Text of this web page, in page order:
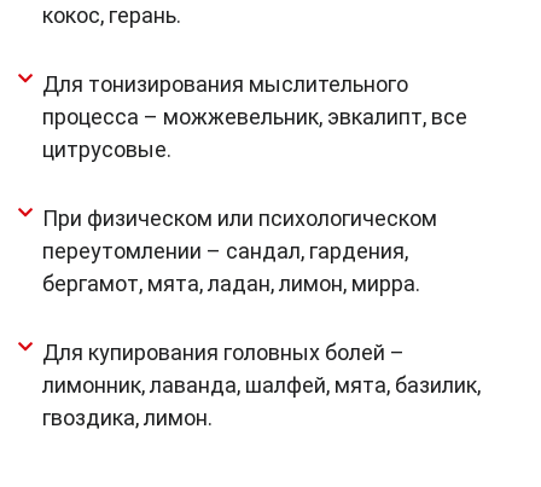
кокос, герань.
Для тонизирования мыслительного
процесса – можжевельник, эвкалипт, все
цитрусовые.
При физическом или психологическом
переутомлении – сандал, гардения,
бергамот, мята, ладан, лимон, мирра.
Для купирования головных болей –
лимонник, лаванда, шалфей, мята, базилик,
гвоздика, лимон.